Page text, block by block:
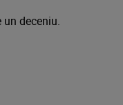
deceniu.